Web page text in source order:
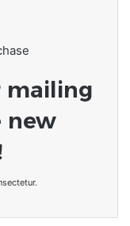
mailing
new